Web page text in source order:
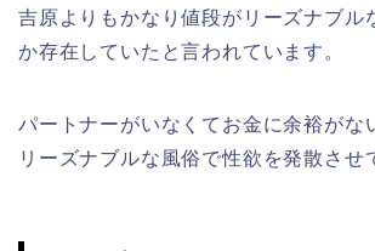
吉原よりもかなり値段がリーズナブル
か存在していたと言われています。
パートナーがいなくてお金に余裕がな
リーズナブルな風俗で性欲を発散させ